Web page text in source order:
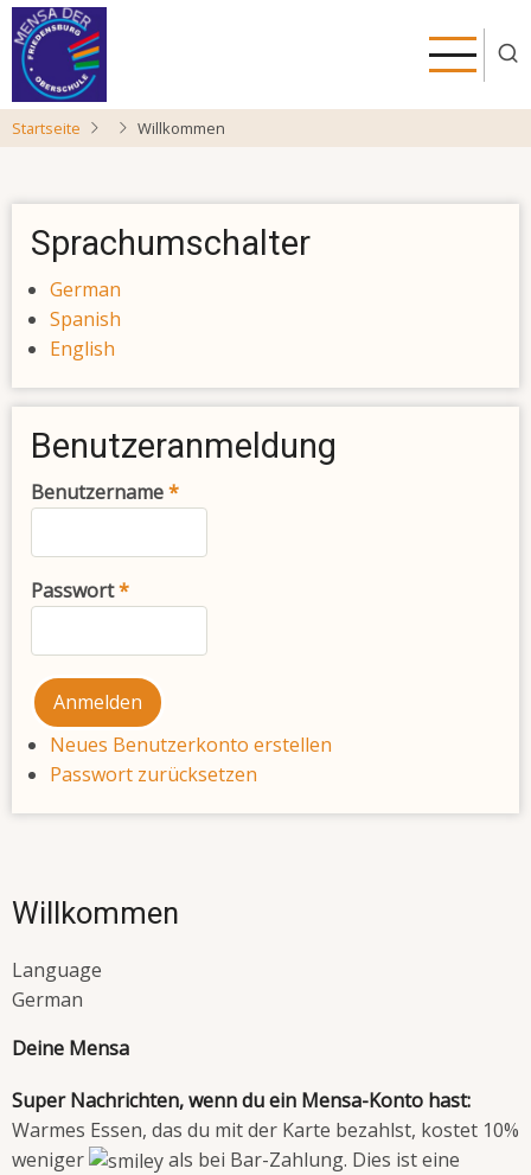
Direkt
zum
Inhalt
Startseite Willkommen
Sprachumschalter
German
Spanish
English
Benutzeranmeldung
Benutzername
Passwort
Neues Benutzerkonto erstellen
Passwort zurücksetzen
Willkommen
Language
German
Deine Mensa
Super Nachrichten, wenn du ein Mensa-Konto hast:
Warmes Essen, das du mit der Karte bezahlst, kostet 10%
weniger
als bei Bar-Zahlung. Dies ist eine